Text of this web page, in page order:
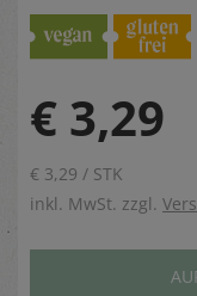
€ 3,29
€ 3,29 / STK
inkl. MwSt. zzgl.